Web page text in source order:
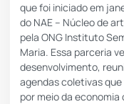
que foi iniciado em
do NAE – Núcleo de
pela ONG Instituto
Maria. Essa parceria
desenvolvimento,
agendas coletivas
por meio da